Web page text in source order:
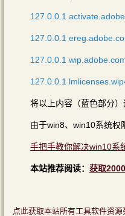
127.0.0.1
127.0.0.1
127.0.0.1
127.0.0.1
将以上内容（蓝色部分）
由于win8、win10系统权
手把手教你解决win10系
本站推荐阅读： 获取
点此获取本站所有工具软件资源